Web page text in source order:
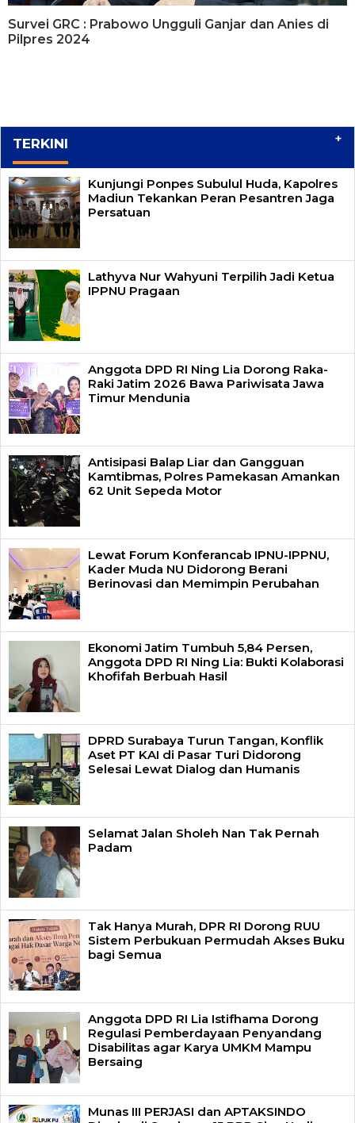
Survei GRC : Prabowo Ungguli Ganjar dan Anies di
Pilpres 2024
TERKINI +
Kunjungi Ponpes Subulul Huda, Kapolres
Madiun Tekankan Peran Pesantren Jaga
Persatuan
Lathyva Nur Wahyuni Terpilih Jadi Ketua
IPPNU Pragaan
Anggota DPD RI Ning Lia Dorong Raka-
Raki Jatim 2026 Bawa Pariwisata Jawa
Timur Mendunia
Antisipasi Balap Liar dan Gangguan
Kamtibmas, Polres Pamekasan Amankan
62 Unit Sepeda Motor
Lewat Forum Konferancab IPNU-IPPNU,
Kader Muda NU Didorong Berani
Berinovasi dan Memimpin Perubahan
Ekonomi Jatim Tumbuh 5,84 Persen,
Anggota DPD RI Ning Lia: Bukti Kolaborasi
Khofifah Berbuah Hasil
DPRD Surabaya Turun Tangan, Konflik
Aset PT KAI di Pasar Turi Didorong
Selesai Lewat Dialog dan Humanis
Selamat Jalan Sholeh Nan Tak Pernah
Padam
Tak Hanya Murah, DPR RI Dorong RUU
Sistem Perbukuan Permudah Akses Buku
bagi Semua
Anggota DPD RI Lia Istifhama Dorong
Regulasi Pemberdayaan Penyandang
Disabilitas agar Karya UMKM Mampu
Bersaing
Munas III PERJASI dan APTAKSINDO